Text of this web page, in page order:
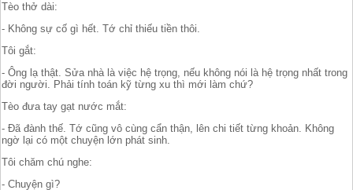
Tèo thở dài:
- Không sự cố gì hết. Tớ chỉ thiếu tiền thôi.
Tôi gắt:
- Ông lạ thật. Sửa nhà là việc hệ trọng, nếu không nói là hệ trọng nhất trong
đời người. Phải tính toán kỹ từng xu thì mới làm chứ?
Tèo đưa tay gạt nước mắt:
- Đã đành thế. Tớ cũng vô cùng cẩn thận, lên chi tiết từng khoản. Không
ngờ lại có một chuyện lớn phát sinh.
Tôi chăm chú nghe:
- Chuyện gì?